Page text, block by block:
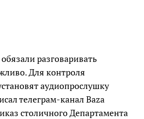
разговаривать
Для контроля
аудиопрослушку
телеграм-канал Baza
столичного Департамента